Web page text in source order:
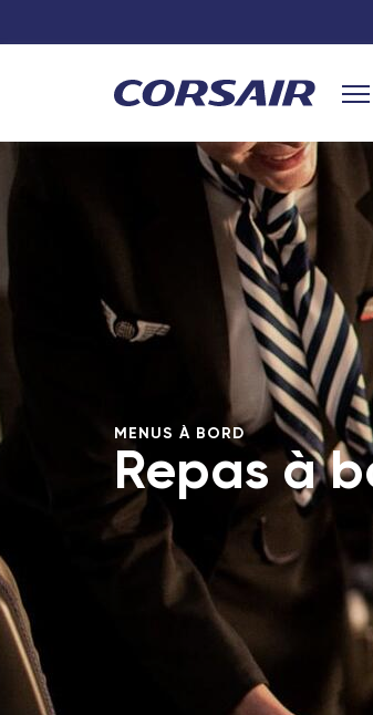
MENUS À BORD
Repas à